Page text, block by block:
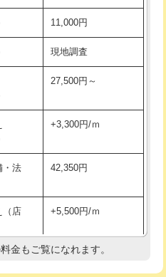
栓） 16,500円
16,500円
3,300円
ド止
5,500円
し作
11,000円
）使
33,000円
）使
+8,800円
11,000円
現地調査
27,500円～
+3,300円/ｍ
・法
42,350円
（店
+5,500円/ｍ
現地調査
金もご覧になれます。